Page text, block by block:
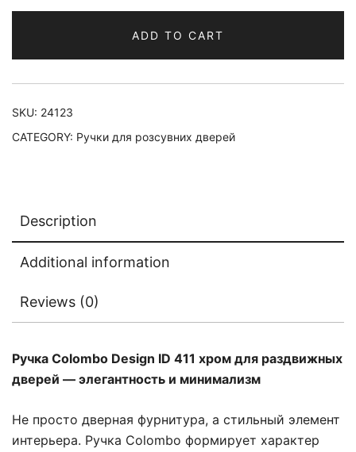
ADD TO CART
SKU: 24123
CATEGORY: Ручки для розсувних дверей
Description
Additional information
Reviews (0)
Ручка Colombo Design ID 411 хром для раздвижных
дверей — элегантность и минимализм
Не просто дверная фурнитура, а стильный элемент
интерьера. Ручка Colombo формирует характер